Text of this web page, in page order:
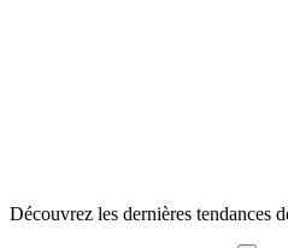
Découvrez les dernières tendances